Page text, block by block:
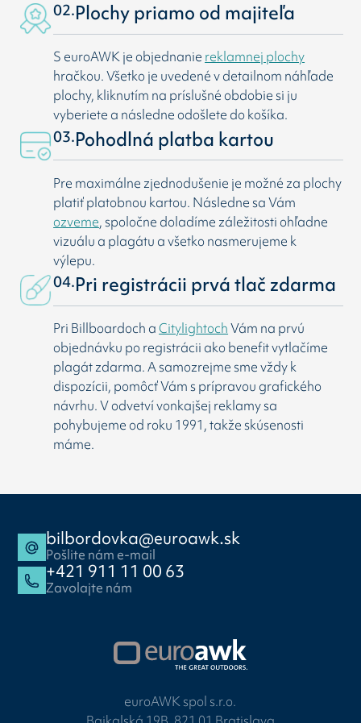
02.Plochy priamo od majiteľa
S euroAWK je objednanie reklamnej plochy
hračkou. Všetko je uvedené v detailnom náhľade
plochy, kliknutím na príslušné obdobie si ju
vyberiete a následne odošlete do košíka.
03.Pohodlná platba kartou
Pre maximálne zjednodušenie je možné za plochy
platiť platobnou kartou. Následne sa Vám
ozveme, spoločne doladíme záležitosti ohľadne
vizuálu a plagátu a všetko nasmerujeme k
výlepu.
04.Pri registrácii prvá tlač zdarma
Pri Billboardoch aCitylightochVám na prvú
objednávku po registrácii ako benefit vytlačíme
plagát zdarma. A samozrejme sme vždy k
dispozícii, pomôcť Vám s prípravou grafického
návrhu. V odvetví vonkajšej reklamy sa
pohybujeme od roku 1991, takže skúsenosti
máme.
bilbordovka@euroawk.sk
Pošlite nám e-mail
+421 911 11 00 63
Zavolajte nám
euroAWK spol s.r.o.